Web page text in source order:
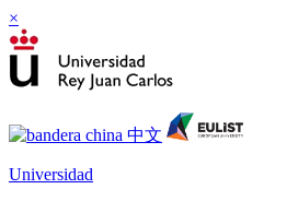
×
Universidad